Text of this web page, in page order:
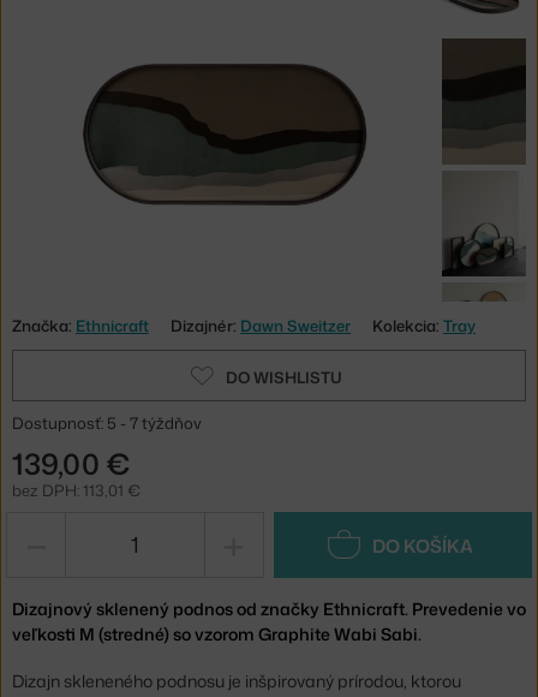
Značka: Ethnicraft Dizajnér: Dawn Sweitzer Kolekcia: Tray
DO WISHLISTU
Dostupnosť: 5 - 7 týždňov
139,00 €
bez DPH: 113,01 €
DO KOŠÍKA
Dizajnový sklenený podnos od značky Ethnicraft. Prevedenie vo
veľkosti M (stredné) so vzorom Graphite Wabi Sabi.
Dizajn skleneného podnosu je inšpirovaný prírodou, ktorou